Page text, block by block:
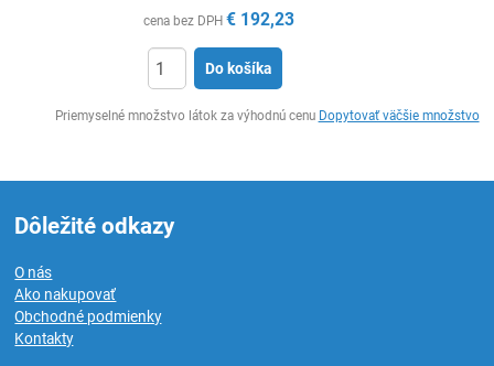
cena bez DPH € 192,23
Do košíka
Priemyselné množstvo látok za výhodnú cenu Dopytovať väčšie množstvo
Dôležité odkazy
O nás
Ako nakupovať
Obchodné podmienky
Kontakty